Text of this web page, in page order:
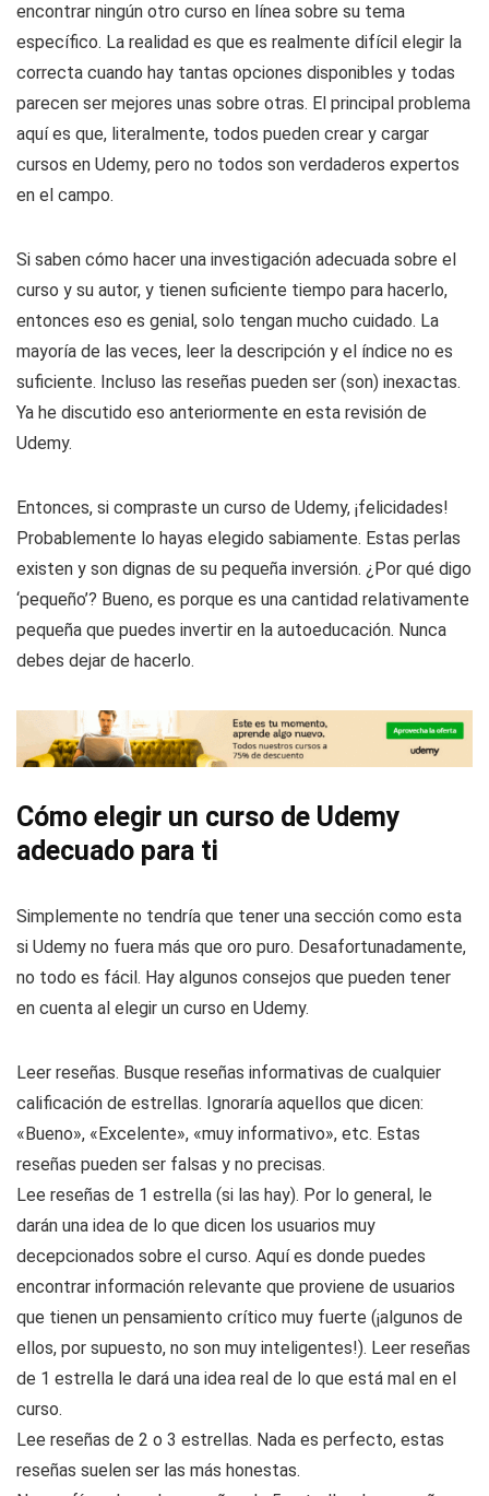
encontrar ningún otro curso en línea sobre su tema
específico. La realidad es que es realmente difícil elegir la
correcta cuando hay tantas opciones disponibles y todas
parecen ser mejores unas sobre otras. El principal problema
aquí es que, literalmente, todos pueden crear y cargar
cursos en Udemy, pero no todos son verdaderos expertos
en el campo.
Si saben cómo hacer una investigación adecuada sobre el
curso y su autor, y tienen suficiente tiempo para hacerlo,
entonces eso es genial, solo tengan mucho cuidado. La
mayoría de las veces, leer la descripción y el índice no es
suficiente. Incluso las reseñas pueden ser (son) inexactas.
Ya he discutido eso anteriormente en esta revisión de
Udemy.
Entonces, si compraste un curso de Udemy, ¡felicidades!
Probablemente lo hayas elegido sabiamente. Estas perlas
existen y son dignas de su pequeña inversión. ¿Por qué digo
‘pequeño’? Bueno, es porque es una cantidad relativamente
pequeña que puedes invertir en la autoeducación. Nunca
debes dejar de hacerlo.
Cómo elegir un curso de Udemy
adecuado para ti
Simplemente no tendría que tener una sección como esta
si Udemy no fuera más que oro puro. Desafortunadamente,
no todo es fácil. Hay algunos consejos que pueden tener
en cuenta al elegir un curso en Udemy.
Leer reseñas. Busque reseñas informativas de cualquier
calificación de estrellas. Ignoraría aquellos que dicen:
«Bueno», «Excelente», «muy informativo», etc. Estas
reseñas pueden ser falsas y no precisas.
Lee reseñas de 1 estrella (si las hay). Por lo general, le
darán una idea de lo que dicen los usuarios muy
decepcionados sobre el curso. Aquí es donde puedes
encontrar información relevante que proviene de usuarios
que tienen un pensamiento crítico muy fuerte (¡algunos de
ellos, por supuesto, no son muy inteligentes!). Leer reseñas
de 1 estrella le dará una idea real de lo que está mal en el
curso.
Lee reseñas de 2 o 3 estrellas. Nada es perfecto, estas
reseñas suelen ser las más honestas.